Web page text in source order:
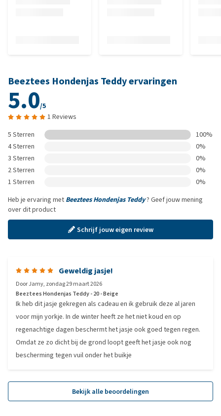
Beeztees Hondenjas Teddy ervaringen
5.0/5
1 Reviews
5 Sterren
100%
4 Sterren
0%
3 Sterren
0%
2 Sterren
0%
1 Sterren
0%
Heb je ervaring met Beeztees Hondenjas Teddy? Geef jouw mening
over dit product
Schrijf jouw eigen review
Geweldig jasje!
DoorJamy, zondag 29 maart 2026
Beeztees Hondenjas Teddy - 20 - Beige
Ik heb dit jasje gekregen als cadeau en ik gebruik deze al jaren
voor mijn yorkje. In de winter heeft ze het niet koud en op
regenachtige dagen beschermt het jasje ook goed tegen regen.
Omdat ze zo dicht bij de grond loopt geeft het jasje ook nog
bescherming tegen vuil onder het buikje
Bekijk alle beoordelingen